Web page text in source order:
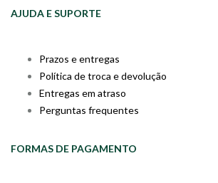
AJUDA E SUPORTE
Prazos e entregas
Política de troca e devolução
Entregas em atraso
Perguntas frequentes
FORMAS DE PAGAMENTO